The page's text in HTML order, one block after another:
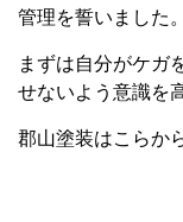
管理を誓いました。
まずは自分がケガ
せないよう意識を
郡山塗装はこらか